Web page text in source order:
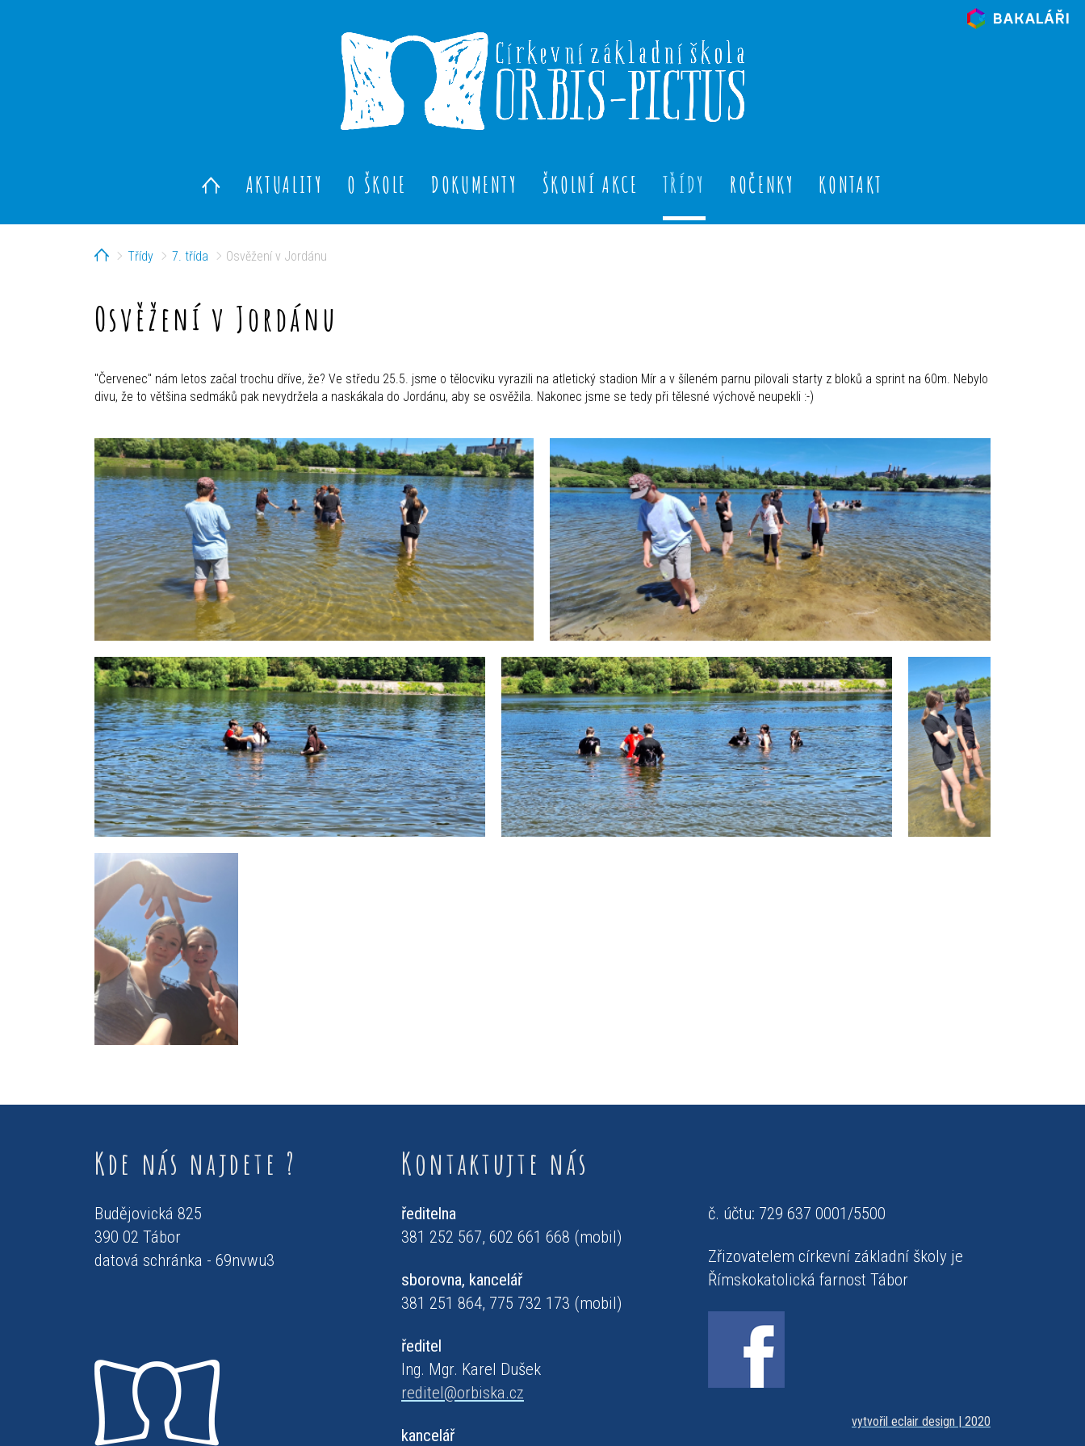
AKTUALITY O ŠKOLE DOKUMENTY ŠKOLNÍ AKCE TŘÍDY ROČENKY KONTAKT
HomeTřídy 7. třída Osvěžení v Jordánu
Osvěžení v Jordánu
"Červenec" nám letos začal trochu dříve, že? Ve středu 25.5. jsme o tělocviku vyrazili na atletický stadion Mír a v šíleném parnu pilovali starty z bloků a sprint na 60m. Nebylo
divu, že to většina sedmáků pak nevydržela a naskákala do Jordánu, aby se osvěžila. Nakonec jsme se tedy při tělesné výchově neupekli :-)
Kde nás najdete ?
Budějovická 825
390 02 Tábor
datová schránka - 69nvwu3
Kontaktujte nás
ředitelna
381 252 567, 602 661 668 (mobil)
sborovna, kancelář
381 251 864, 775 732 173 (mobil)
ředitel
Ing. Mgr. Karel Dušek
reditel@orbiska.cz
kancelář
č. účtu: 729 637 0001/5500
Zřizovatelem církevní základní školy je
Římskokatolická farnost Tábor
vytvořil eclair design | 2020